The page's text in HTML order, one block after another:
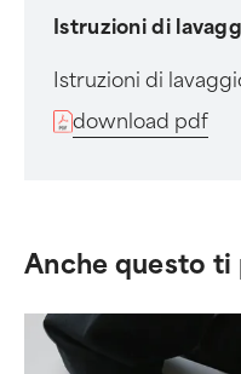
Istruzioni di
Istruzioni di
download pdf
Anche questo